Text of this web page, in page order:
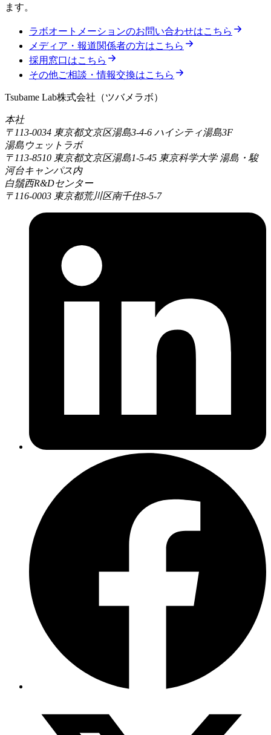
ます。
ラボオートメーションのお問い合わせはこちら
メディア・報道関係者の方はこちら
採用窓口はこちら
その他ご相談・情報交換はこちら
Tsubame Lab株式会社 （ツバメラボ）
本社
〒113-0034 東京都文京区湯島3-4-6 ハイシティ湯島3F
湯島ウェットラボ
〒113-8510 東京都文京区湯島1-5-45 東京科学大学 湯島・駿
河台キャンパス内
白鬚西R&Dセンター
〒116-0003 東京都荒川区南千住8-5-7